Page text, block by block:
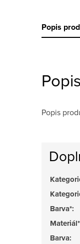
Popis
Popis
Barva*:
Materiál*
Barva: